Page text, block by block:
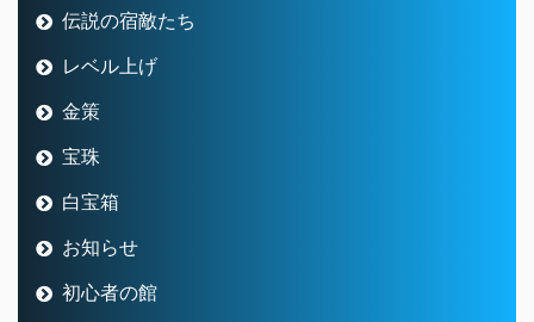
伝説の宿敵たち
レベル上げ
金策
宝珠
白宝箱
お知らせ
初心者の館